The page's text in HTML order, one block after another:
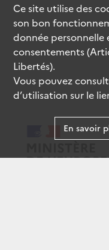
Ce site utilise des
son bon
donnée personnelle
consentements
Libertés).
Vous pouvez
d’utilisation sur le
En savoir